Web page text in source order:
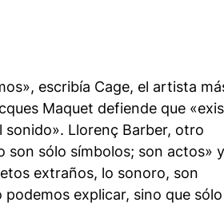
escribía Cage, el artista
Maquet defiende que
sonido». Llorenç Barber, otro
son sólo símbolos; son actos»
extraños, lo sonoro, son
explicar, sino que sólo